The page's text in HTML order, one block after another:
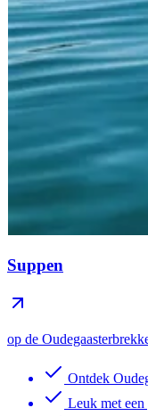
Suppen
op de
Ontdek
Leuk met een